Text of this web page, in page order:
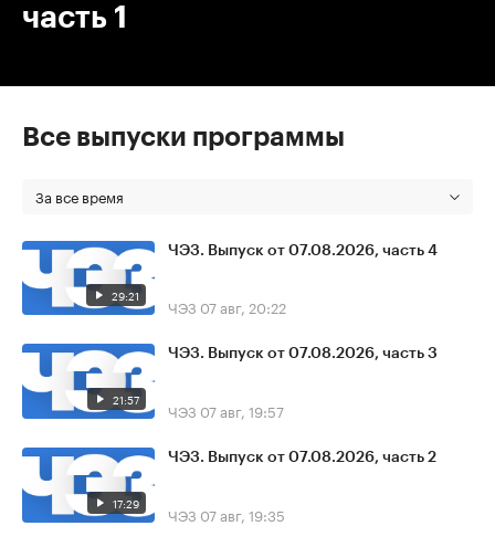
часть 1
Все выпуски программы
За все время
29:21
ЧЭЗ. Выпуск от 07.08.2026, часть 4
ЧЭЗ 07 авг, 20:22
21:57
ЧЭЗ. Выпуск от 07.08.2026, часть 3
ЧЭЗ 07 авг, 19:57
17:29
ЧЭЗ. Выпуск от 07.08.2026, часть 2
ЧЭЗ 07 авг, 19:35